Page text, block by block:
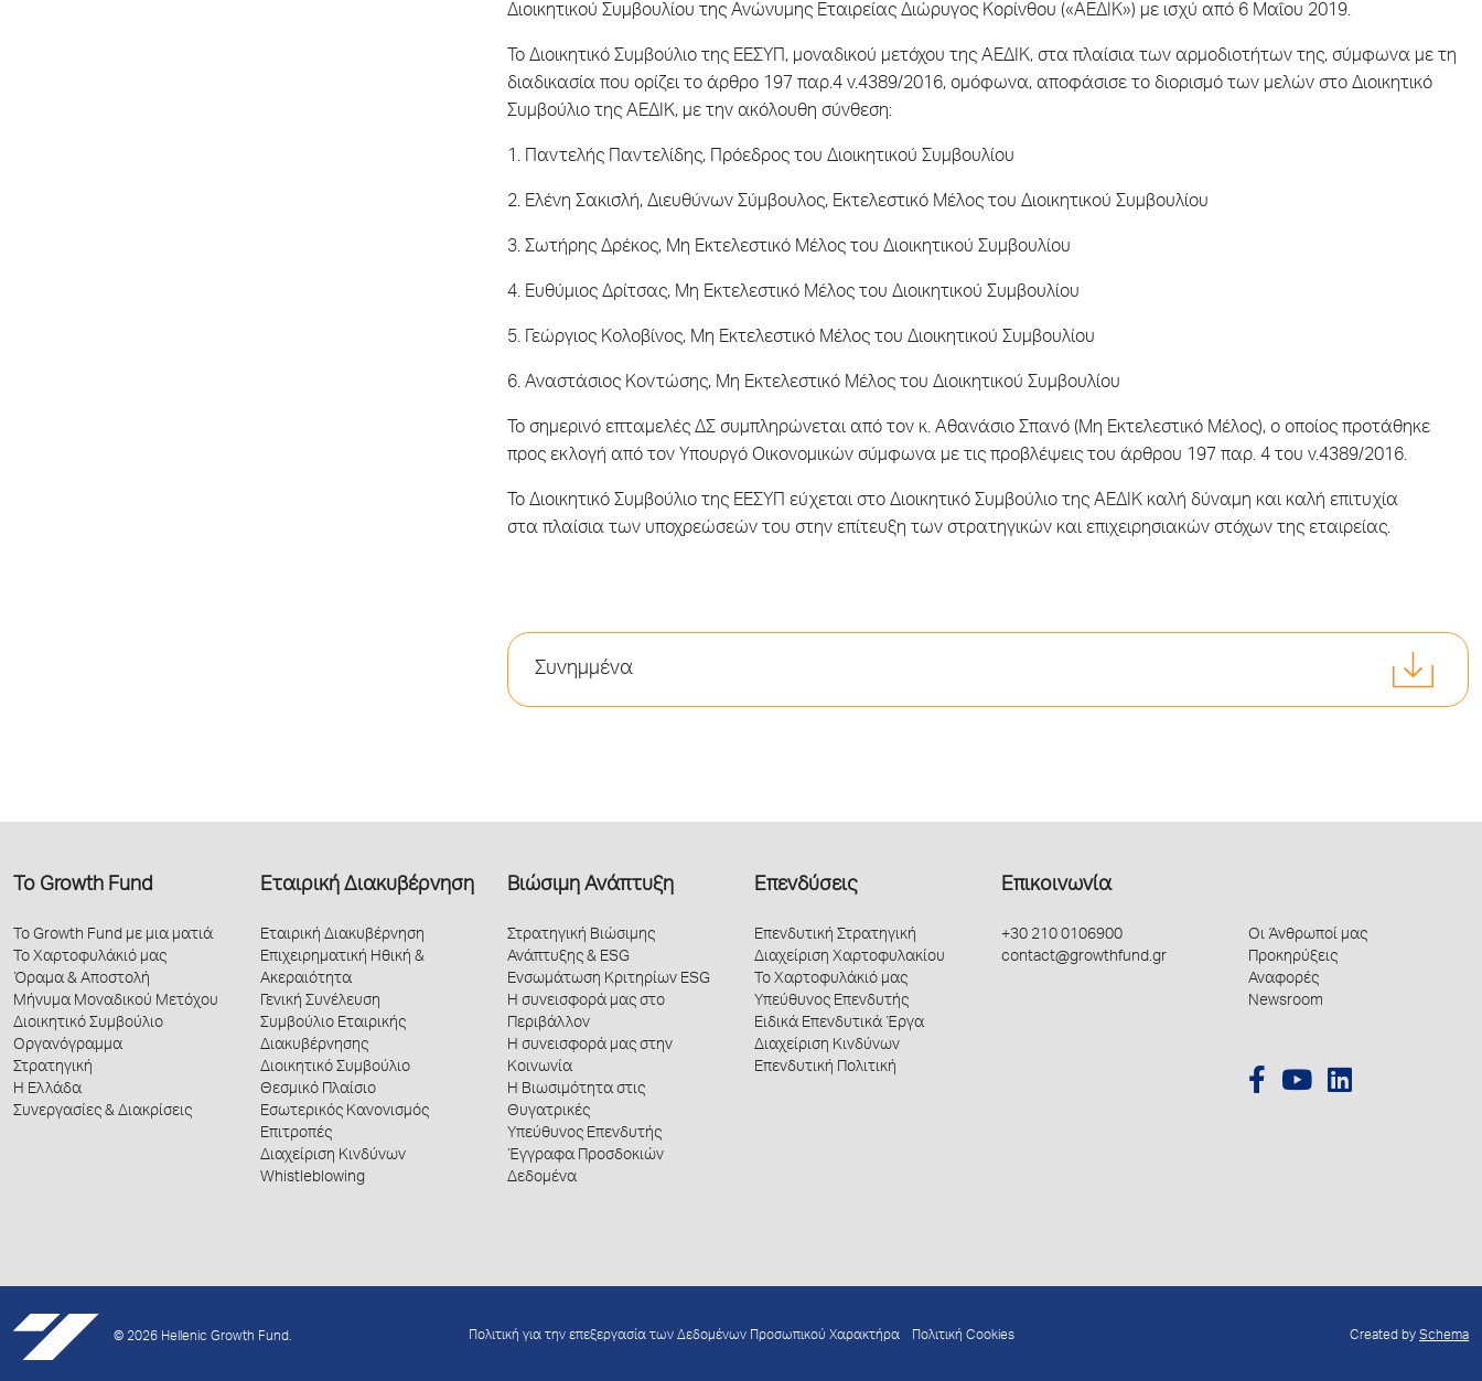
Διοικητικού Συμβουλίου της Ανώνυμης Εταιρείας Διώρυγoς Κορίνθου («ΑΕΔΙΚ») με ισχύ από 6 Μαΐου 2019.
Το Διοικητικό Συμβούλιο της ΕΕΣΥΠ, μοναδικού μετόχου της ΑΕΔΙΚ, στα πλαίσια των αρμοδιοτήτων της, σύμφωνα με τη
διαδικασία που ορίζει το άρθρο 197 παρ.4 ν.4389/2016, ομόφωνα, αποφάσισε το διορισμό των μελών στο Διοικητικό
Συμβούλιο της ΑΕΔΙΚ, με την ακόλουθη σύνθεση:
1. Παντελής Παντελίδης, Πρόεδρος του Διοικητικού Συμβουλίου
2. Ελένη Σακισλή, Διευθύνων Σύμβουλος, Εκτελεστικό Μέλος του Διοικητικού Συμβουλίου
3. Σωτήρης Δρέκος, Μη Εκτελεστικό Μέλος του Διοικητικού Συμβουλίου
4. Ευθύμιος Δρίτσας, Μη Εκτελεστικό Μέλος του Διοικητικού Συμβουλίου
5. Γεώργιος Κολοβίνος, Μη Εκτελεστικό Μέλος του Διοικητικού Συμβουλίου
6. Αναστάσιος Κοντώσης, Μη Εκτελεστικό Μέλος του Διοικητικού Συμβουλίου
Το σημερινό επταμελές ΔΣ συμπληρώνεται από τον κ. Αθανάσιο Σπανό (Μη Εκτελεστικό Μέλος), ο οποίος προτάθηκε
προς εκλογή από τον Υπουργό Οικονομικών σύμφωνα με τις προβλέψεις του άρθρου 197 παρ. 4 του ν.4389/2016.
Το Διοικητικό Συμβούλιο της ΕΕΣΥΠ εύχεται στο Διοικητικό Συμβούλιο της ΑΕΔΙΚ καλή δύναμη και καλή επιτυχία
στα πλαίσια των υποχρεώσεών του στην επίτευξη των στρατηγικών και επιχειρησιακών στόχων της εταιρείας.
Συνημμένα
Το Growth Fund
Το Growth Fund με μια ματιά
Το Χαρτοφυλάκιό μας
Όραμα & Αποστολή
Μήνυμα Μοναδικού Μετόχου
Διοικητικό Συμβούλιο
Οργανόγραμμα
Στρατηγική
Η Ελλάδα
Συνεργασίες & Διακρίσεις
Εταιρική Διακυβέρνηση
Εταιρική Διακυβέρνηση
Επιχειρηματική Ηθική &
Ακεραιότητα
Γενική Συνέλευση
Συμβούλιο Εταιρικής
Διακυβέρνησης
Διοικητικό Συμβούλιο
Θεσμικό Πλαίσιο
Εσωτερικός Κανονισμός
Επιτροπές
Διαχείριση Κινδύνων
Whistleblowing
Βιώσιμη Ανάπτυξη
Στρατηγική Βιώσιμης
Ανάπτυξης & ESG
Ενσωμάτωση Κριτηρίων ESG
Η συνεισφορά μας στο
Περιβάλλον
Η συνεισφορά μας στην
Κοινωνία
Η Βιωσιμότητα στις
Θυγατρικές
Υπεύθυνος Επενδυτής
Έγγραφα Προσδοκιών
Δεδομένα
Επενδύσεις
Επενδυτική Στρατηγική
Διαχείριση Χαρτοφυλακίου
Το Χαρτοφυλάκιό μας
Υπεύθυνος Επενδυτής
Ειδικά Επενδυτικά Έργα
Διαχείριση Κινδύνων
Επενδυτική Πολιτική
Επικοινωνία
+30 210 0106900
contact@growthfund.gr
Οι Άνθρωποί μας
Προκηρύξεις
Αναφορές
Newsroom
© 2026 Hellenic Growth Fund. Πολιτική για την επεξεργασία των Δεδομένων Προσωπικού Χαρακτήρα Πολιτική Cookies Created by Schema